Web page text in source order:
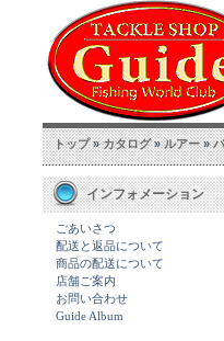
トップ»カタログ»ルアー»
インフォメーション
ごあいさつ
配送と返品について
商品の配送について
店舗ご案内
お問い合わせ
Guide Album